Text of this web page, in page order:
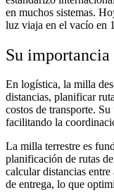
en muchos sistemas.
luz viaja en el vacío en
Su
En logística, la milla
distancias, planificar
costos de transporte.
facilitando la
La milla terrestre es
planificación de rutas
calcular distancias
de entrega, lo que